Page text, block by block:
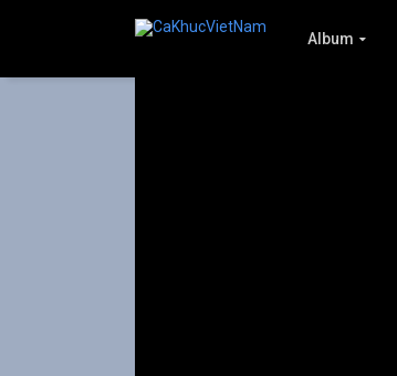
Album